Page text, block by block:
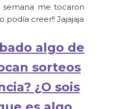
me tocaron
podía creer!! Jajajaja
algo de
sorteos
¿O sois